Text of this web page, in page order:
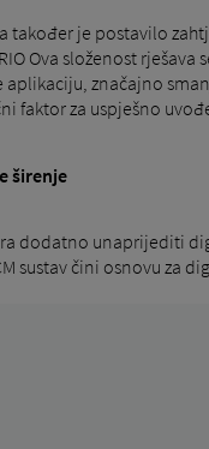
također je postavilo
Ova složenost
značajno
faktor za uspješno
širenje
dodatno unaprijediti
sustav čini osnovu za